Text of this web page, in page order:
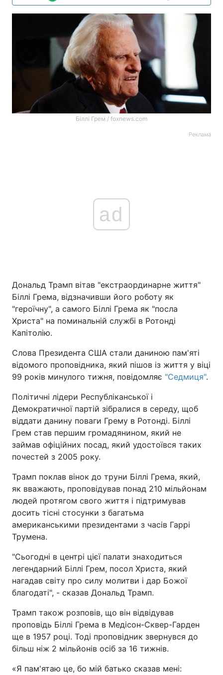
Біллі Грем / foxnews.com
Реклама
ad
Дональд Трамп вітав "екстраординарне життя"
Біллі Грема, відзначивши його роботу як
"героїчну", а самого Біллі Грема як "посла
Христа" на поминальній службі в Ротонді
Капітолію.
Слова Президента США стали даниною пам'яті
відомого проповідника, який пішов із життя у віці
99 років минулого тижня, повідомляє "Седмиця".
Політичні лідери Республіканської і
Демократичної партій зібралися в середу, щоб
віддати данину поваги Грему в Ротонді. Біллі
Грем став першим громадянином, який не
займав офіційних посад, який удостоївся таких
почестей з 2005 року.
Трамп поклав вінок до труни Біллі Грема, який,
як вважають, проповідував понад 210 мільйонам
людей протягом свого життя і підтримував
досить тісні стосунки з багатьма
американськими президентами з часів Гаррі
Трумена.
"Сьогодні в центрі цієї палати знаходиться
легендарний Біллі Грем, посол Христа, який
нагадав світу про силу молитви і дар Божої
благодаті", - сказав Дональд Трамп.
Трамп також розповів, що він відвідував
проповідь Біллі Грема в Медісон-Сквер-Гарден
ще в 1957 році. Тоді проповідник звернувся до
більш ніж 2 мільйонів осіб за 16 тижнів.
«Я пам'ятаю це, бо мій батько сказав мені: